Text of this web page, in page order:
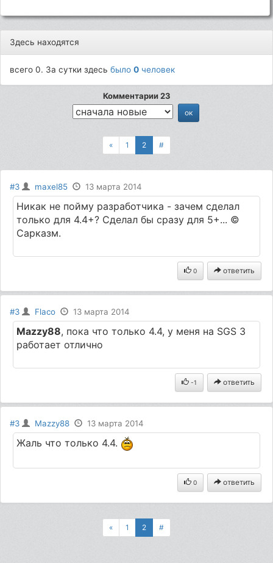
Здесь находятся
всего 0. За сутки здесьбыло0 человек
Комментарии 23
« 1 2 #
#3 maxel85 13 марта 2014
Никак не пойму разработчика - зачем сделал
только для 4.4+? Сделал бы сразу для 5+... ©
Сарказм.
0 ответить
#3 Flaco 13 марта 2014
Mazzy88, пока что только 4.4, у меня на SGS 3
работает отлично
-1 ответить
#3 Mazzy88 13 марта 2014
Жаль что только 4.4.
0 ответить
« 1 2 #